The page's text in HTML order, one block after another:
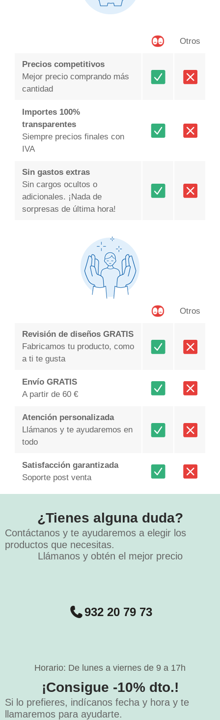
Otros
Precios competitivos
Mejor precio comprando más
cantidad
Importes 100%
transparentes
Siempre precios finales con
IVA
Sin gastos extras
Sin cargos ocultos o
adicionales. ¡Nada de
sorpresas de última hora!
Otros
Revisión de diseños GRATIS
Fabricamos tu producto, como
a ti te gusta
Envío GRATIS
A partir de 60 €
Atención personalizada
Llámanos y te ayudaremos en
todo
Satisfacción garantizada
Soporte post venta
¿Tienes alguna duda?
Contáctanos y te ayudaremos a elegir los
productos que necesitas.
Llámanos y obtén el mejor precio
932 20 79 73
Horario: De lunes a viernes de 9 a 17h
¡Consigue -10% dto.!
Si lo prefieres, indícanos fecha y hora y te
llamaremos para ayudarte.